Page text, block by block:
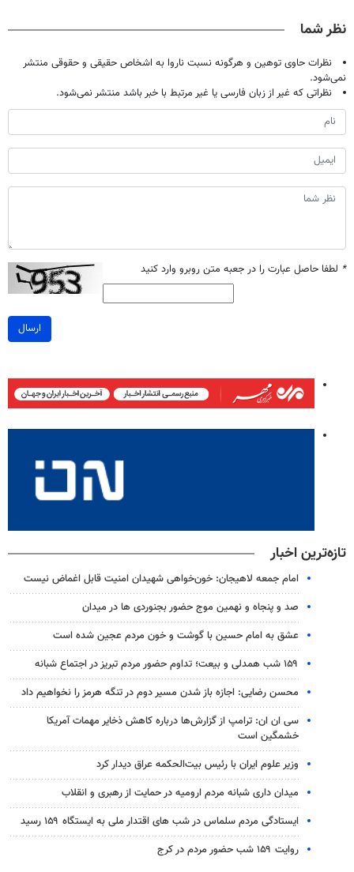
نظر شما
نظرات حاوی توهین و هرگونه نسبت ناروا به اشخاص حقیقی و حقوقی منتشر
نمی‌شود.
نظراتی که غیر از زبان فارسی یا غیر مرتبط با خبر باشد منتشر نمی‌شود.
* لطفا حاصل عبارت را در جعبه متن روبرو وارد کنید
ارسال
تازه‌ترین اخبار
امام جمعه لاهیجان: خون‌خواهی شهیدان امنیت قابل اغماض نیست
صد و پنجاه و نهمین موج حضور بجنوردی ها در میدان
عشق به امام حسین با گوشت و خون مردم عجین شده است
۱۵۹ شب همدلی و بیعت؛ تداوم حضور مردم تبریز در اجتماع شبانه
محسن رضایی: اجازه باز شدن مسیر دوم در تنگه هرمز را نخواهیم داد
سی ان ان: ترامپ از گزارش‌ها درباره کاهش ذخایر مهمات آمریکا
خشمگین است
وزیر علوم ایران با رئیس بیت‌الحکمه عراق دیدار کرد
میدان داری شبانه مردم ارومیه در حمایت از رهبری و انقلاب
ایستادگی مردم سلماس در شب های اقتدار ملی به ایستگاه ۱۵۹ رسید
روایت ۱۵۹ شب حضور مردم در کرج